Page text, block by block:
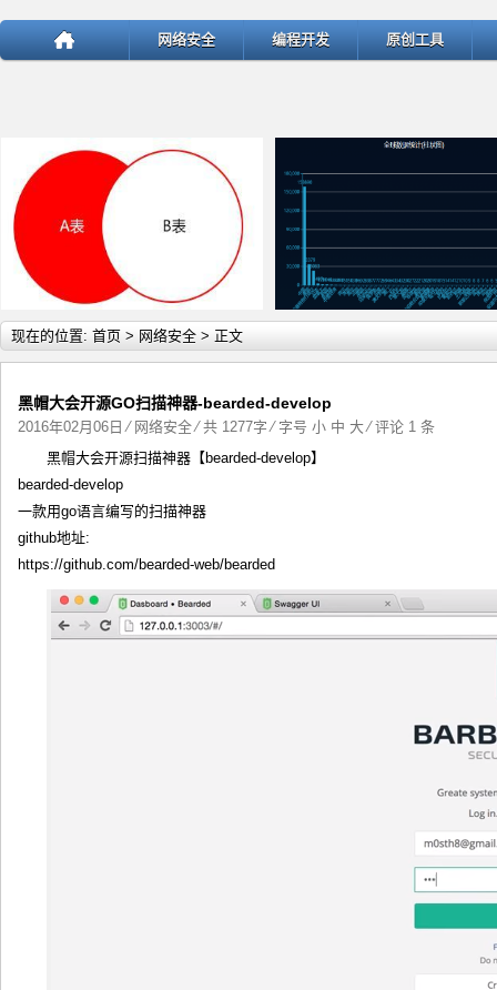
网络安全 编程开发 原创工具
详细内容
test
现在的位置: 首页 > 网络安全 > 正文
黑帽大会开源GO扫描神器-bearded-develop
2016年02月06日 ⁄ 网络安全⁄ 共 1277字 ⁄ 字号 小 中 大 ⁄评论 1 条
黑帽大会开源扫描神器【bearded-develop】
bearded-develop
一款用go语言编写的扫描神器
github地址:
https://github.com/bearded-web/bearded